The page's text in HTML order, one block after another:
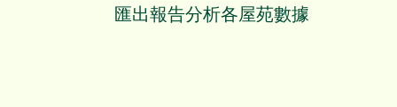
匯出報告分析各屋苑數據